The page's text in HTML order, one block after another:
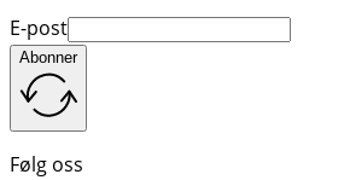
E-post
Abonner
Følg oss